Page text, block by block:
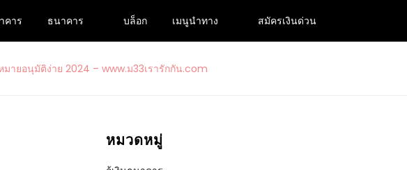
คาร ธนาคาร บล็อก เมนูนำทาง สมัครเงินด่วน
หมวดหมู่